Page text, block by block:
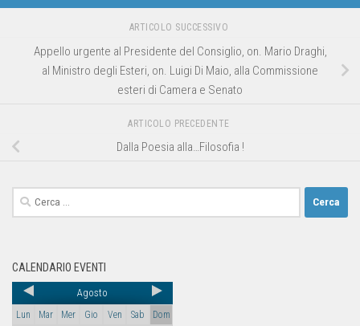
ARTICOLO SUCCESSIVO
Appello urgente al Presidente del Consiglio, on. Mario Draghi,
al Ministro degli Esteri, on. Luigi Di Maio, alla Commissione
esteri di Camera e Senato
ARTICOLO PRECEDENTE
Dalla Poesia alla…Filosofia !
CALENDARIO EVENTI
Agosto
Lun Mar Mer Gio Ven Sab
Dom